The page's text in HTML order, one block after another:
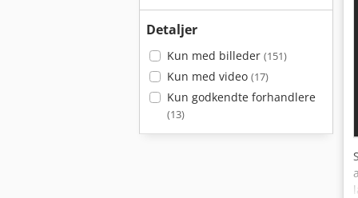
Detaljer
Kun med billeder (151)
Kun med video (17)
Kun godkendte forhandlere
(13)